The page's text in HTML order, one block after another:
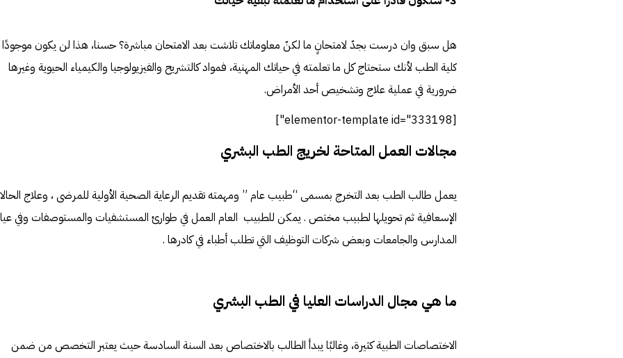
هل سبق وان درست بجدّ لامتحانٍ ما لكنّ معلوماتك تلاشت بعد الامتحان مباشرة؟ حسنا، هذا لن يكون موجودًا
كلية الطب لأنك ستحتاج كل ما تعلمته في حياتك المهنية، فمواد كالتشريح والفيزيولوجيا والكيمياء الحيوية وغيرها
ضرورية في عملية علاج وتشخيص أحد الأمراض.
[elementor-template id="333198"]
مجالات العمل المتاحة لخريج الطب البشري
يعمل طالب الطب بعد التخرج بمسمى “طبيب عام ” ومهمته تقديم الرعاية الصحية الأولية للمرضى ، وعلاج
الإسعافية ثم تحويلها لطبيب مختص . يمكن للطبيب العام العمل في طوارئ المستشفيات والمستوصفات وفي
المدارس والجامعات وبعض شركات التوظيف التي تطلب أطباء في كادرها .
ما هي مجال الدراسات العليا في الطب البشري
الاختصاصات الطبية كثيرة، وغالبًا يبدأ الطالب بالاختصاص بعد السنة السادسة حيث يعتبر التخصص من ضمن